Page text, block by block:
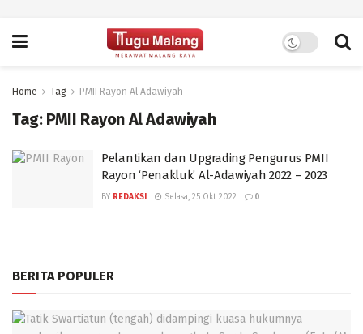
Home Tag PMII Rayon Al Adawiyah
Tag: PMII Rayon Al Adawiyah
Pelantikan dan Upgrading Pengurus PMII
Rayon ‘Penakluk’ Al-Adawiyah 2022 – 2023
BY REDAKSI Selasa, 25 Okt 2022 0
BERITA POPULER